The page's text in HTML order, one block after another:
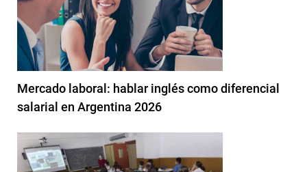
Mercado laboral: hablar inglés como diferencial
salarial en Argentina 2026